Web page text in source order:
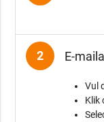
2 E-
Vul
Klik